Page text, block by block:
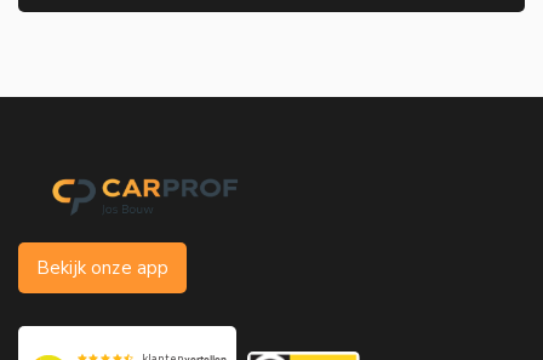
Bekijk onze app